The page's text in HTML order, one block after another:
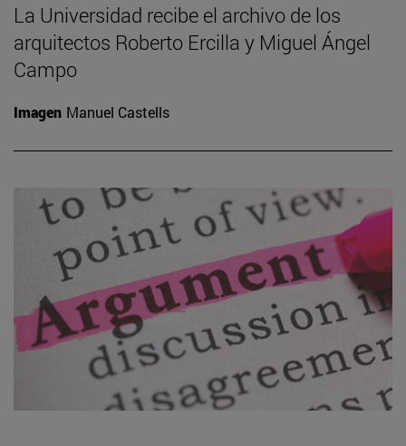
La Universidad recibe el archivo de los
arquitectos Roberto Ercilla y Miguel Ángel
Campo
Imagen Manuel Castells